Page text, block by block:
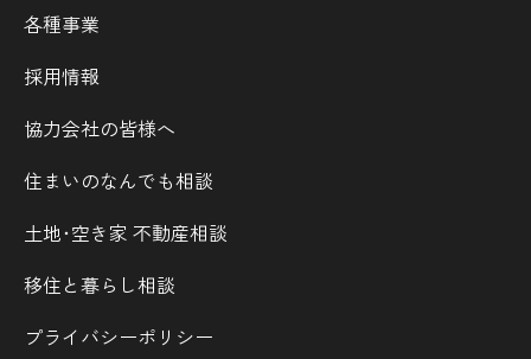
各種事業
採用情報
協力会社の皆様へ
住まいのなんでも相談
土地･空き家 不動産相談
移住と暮らし相談
プライバシーポリシー